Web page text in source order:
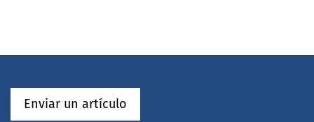
Enviar un artículo